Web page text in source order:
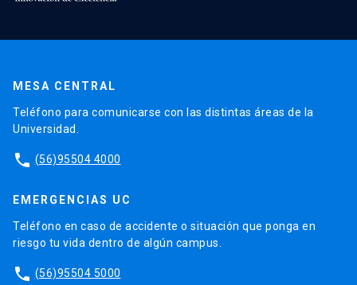
MESA CENTRAL
Teléfono para comunicarse con las distintas áreas de la
Universidad.
phone (56)95504 4000
EMERGENCIAS UC
Teléfono en caso de accidente o situación que ponga en
riesgo tu vida dentro de algún campus.
phone (56)95504 5000